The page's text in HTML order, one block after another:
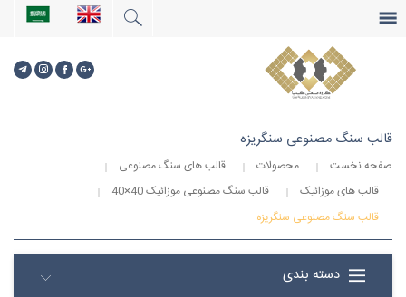
جستجو
قالب سنگ مصنوعی سنگریزه
صفحه نخست محصولات
قالب های سنگ مصنوعی
قالب های موزائیک
قالب سنگ مصنوعی موزائیک 40×40
قالب سنگ مصنوعی سنگریزه
دسته بندی